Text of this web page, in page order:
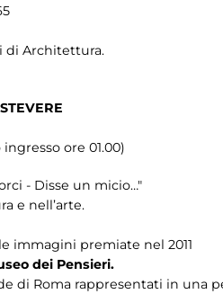
di Architettura.
ore 01.00)
- Disse un micio…"
e nell’arte.
immagini premiate nel 2011
dei Pensieri.
di Roma rappresentati in una